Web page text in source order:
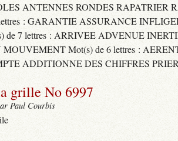
ANTENNES RONDES RAPATRIER
: GARANTIE ASSURANCE
de 7 lettres : ARRIVEE ADVENUE
MOUVEMENT Mot(s) de 6 lettres :
ADDITIONNE DES CHIFFRES
grille No 6997
Paul Courbis